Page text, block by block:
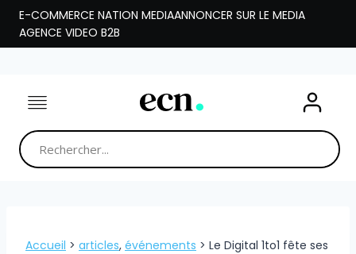
Aller
contenu
E-COMMERCE NATION MEDIAANNONCER SUR LE MEDIA
AGENCE VIDEO B2B
Accueil > articles, événements > Le Digital 1to1 fête ses